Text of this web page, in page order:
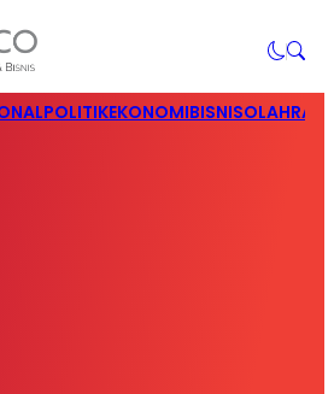
POLITIKEKONOMIBISNIS